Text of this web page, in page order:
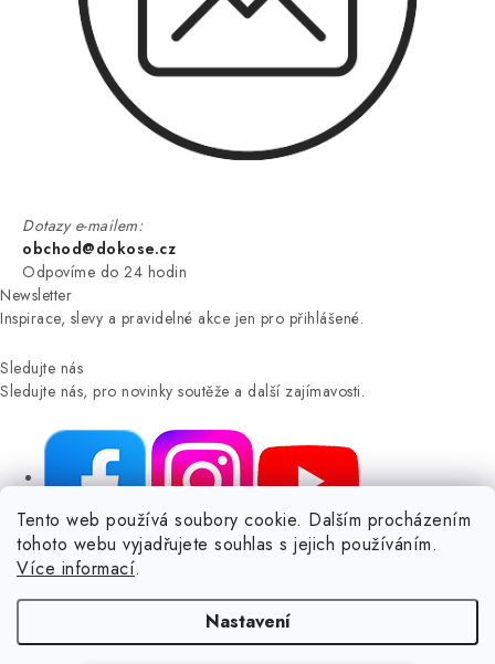
Tento web používá soubory cookie. Dalším procházením
tohoto webu vyjadřujete souhlas s jejich používáním.
Více informací.
Nastavení
Dotazy e-mailem:
obchod@dokose.cz
Odpovíme do 24 hodin
Newsletter
Inspirace, slevy a pravidelné akce jen pro přihlášené.
Sledujte nás
Sledujte nás, pro novinky soutěže a další zajímavosti.
NIKARO, s.r.o.- Dokoše.cz, Veselka 48, 259 01 Olbramovice -
Votice, ČESKÁ REPUBLIKA
Podle zákona o evidenci tržeb je prodávající povinen vystavit
Zároveň je povinen zaevidovat přijatou tržbu u správce daně online; v